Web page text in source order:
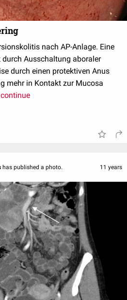
nach AP-Anlage. Eine
Ausschaltung aboraler
durch einen protektiven Anus
mehr in Kontakt zur Mucosa
continue
has published a photo. 11 years